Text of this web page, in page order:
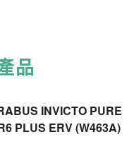
品
INVICTO PURE
PLUS ERV (W463A)